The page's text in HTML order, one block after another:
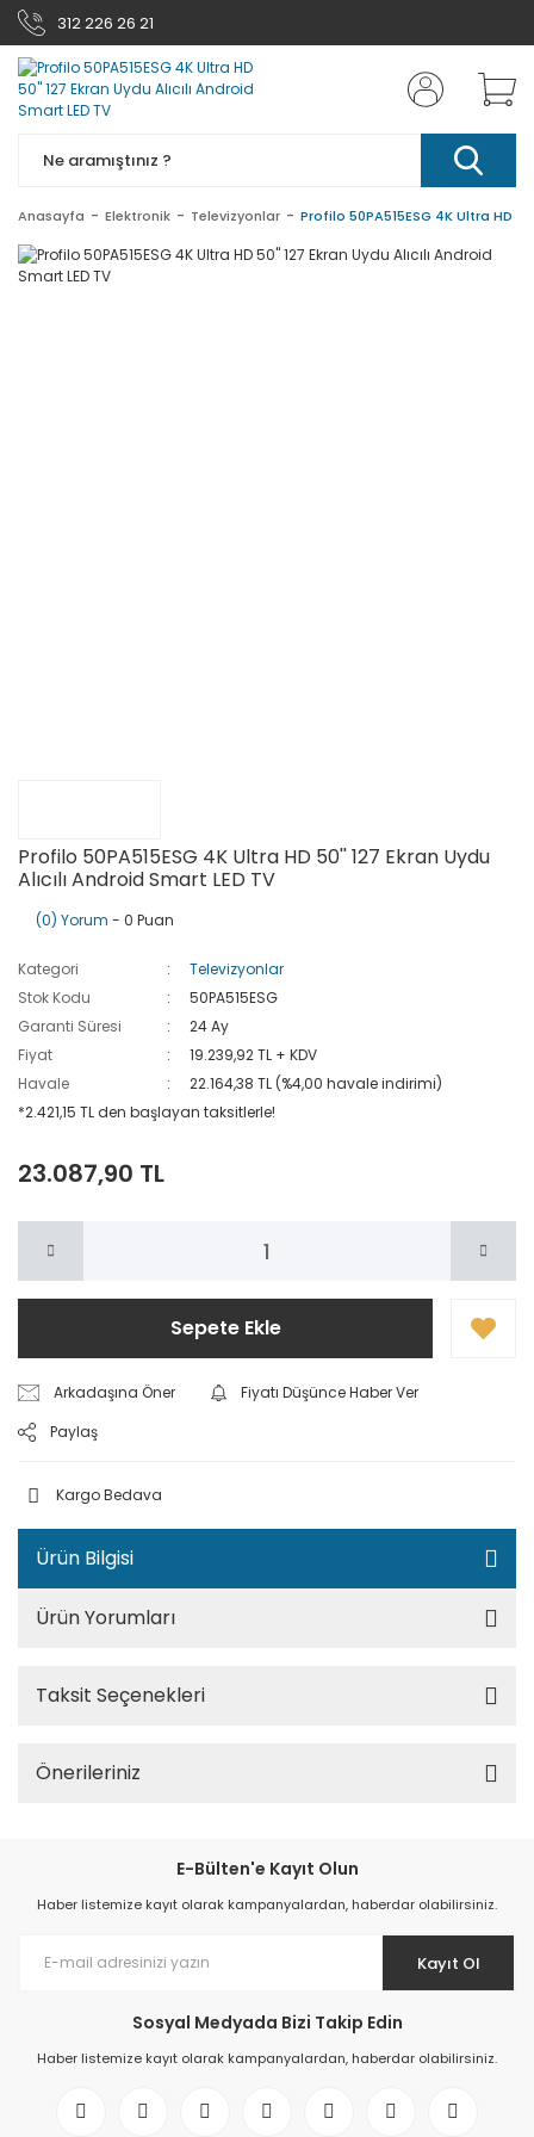
312 226 26 21
Anasayfa Elektronik Televizyonlar Profilo 50PA515ESG 4K Ultra HD
Profilo 50PA515ESG 4K Ultra HD 50'' 127 Ekran Uydu
Alıcılı Android Smart LED TV
(0) Yorum - 0 Puan
Kategori
Televizyonlar
Stok Kodu
50PA515ESG
Garanti Süresi
24 Ay
Fiyat
19.239,92 TL + KDV
Havale
22.164,38 TL (%4,00 havale indirimi)
*2.421,15 TL den başlayan taksitlerle!
23.087,90 TL
Sepete Ekle
Arkadaşına Öner
Fiyatı Düşünce Haber Ver
Paylaş
Kargo Bedava
Ürün Bilgisi
Ürün Yorumları
Taksit Seçenekleri
Önerileriniz
E-Bülten'e Kayıt Olun
Haber listemize kayıt olarak kampanyalardan, haberdar olabilirsiniz.
Kayıt Ol
Sosyal Medyada Bizi Takip Edin
Haber listemize kayıt olarak kampanyalardan, haberdar olabilirsiniz.